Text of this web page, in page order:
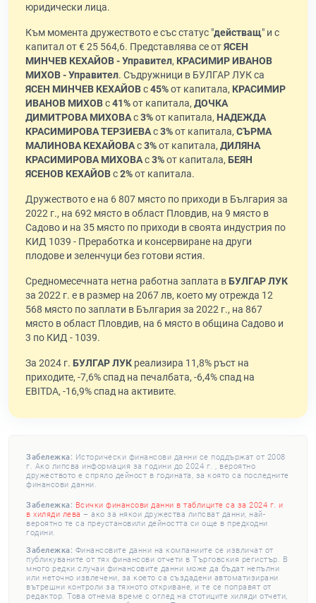
юридически лица.
Към момента дружеството е със статус "действащ" и с
капитал от € 25 564,6. Представлява се отЯСЕН
МИНЧЕВ КЕХАЙОВ - Управител, КРАСИМИР ИВАНОВ
МИХОВ - Управител. Съдружници в БУЛГАР ЛУК са
ЯСЕН МИНЧЕВ КЕХАЙОВс45%от капитала, КРАСИМИР
ИВАНОВ МИХОВс41%от капитала, ДОЧКА
ДИМИТРОВА МИХОВАс3%от капитала, НАДЕЖДА
КРАСИМИРОВА ТЕРЗИЕВАс3%от капитала, СЪРМА
МАЛИНОВА КЕХАЙОВАс3%от капитала, ДИЛЯНА
КРАСИМИРОВА МИХОВАс3%от капитала, БЕЯН
ЯСЕНОВ КЕХАЙОВс2%от капитала.
Дружеството е на 6 807 място по приходи в България за
2022 г., на 692 място в област Пловдив, на 9 място в
Садово и на 35 място по приходи в своята индустрия по
КИД 1039 - Преработка и консервиране на други
плодове и зеленчуци без готови ястия.
Средномесечната нетна работна заплата вБУЛГАР ЛУК
за 2022 г. е в размер на 2067 лв, което му отрежда 12
568 място по заплати в България за 2022 г., на 867
място в област Пловдив, на 6 място в община Садово и
3 по КИД - 1039.
За 2024 г. БУЛГАР ЛУК реализира 11,8% ръст на
приходите, -7,6% спад на печалбата, -6,4% спад на
EBITDA, -16,9% спад на активите.
Забележка: Исторически финансови данни се поддържат от 2008
г. Ако липсва информация за години до 2024 г. , вероятно
дружеството е спряло дейност в годината, за която са последните
финансови данни.
Забележка: Всички финансови данни в таблиците са за 2024 г. и
в хиляди лева – ако за някои дружества липсват данни, най-
вероятно те са преустановили дейността си още в предходни
години.
Забележка: Финансовите данни на компаниите се извличат от
публикуваните от тях финансови отчети в Търговския регистър. В
много редки случаи финансовите данни може да бъдат непълни
или неточно извлечени, за което са създадени автоматизирани
вътрешни контроли за тяхното откриване, и те се поправят от
редактор. Това отнема време с оглед на стотиците хиляди отчети,